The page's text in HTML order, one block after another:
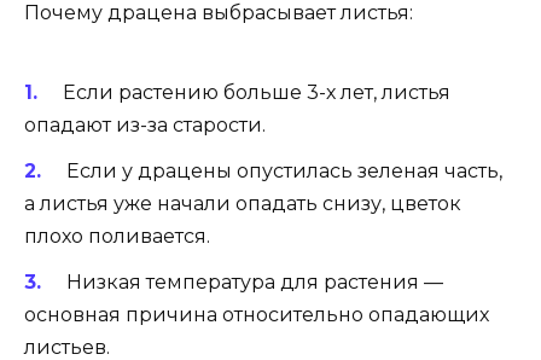
Почему драцена выбрасывает листья:
Если растению больше 3-х лет, листья
опадают из-за старости.
Если у драцены опустилась зеленая часть,
а листья уже начали опадать снизу, цветок
плохо поливается.
Низкая температура для растения —
основная причина относительно опадающих
листьев.